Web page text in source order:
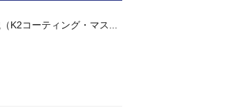
K2コーティング・マス...